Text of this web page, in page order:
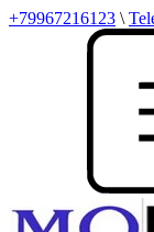
+79967216123 \